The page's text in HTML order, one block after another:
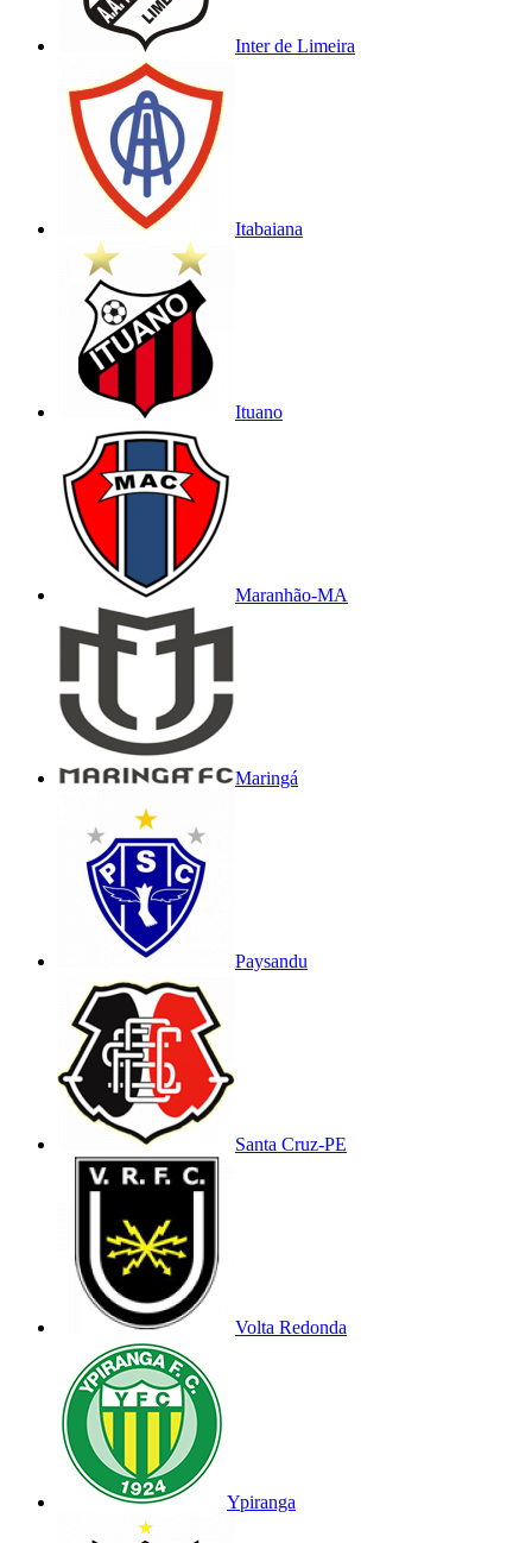
Inter de Limeira
Itabaiana
Ituano
Maranhão-MA
Maringá
Paysandu
Santa Cruz-PE
Volta Redonda
Ypiranga